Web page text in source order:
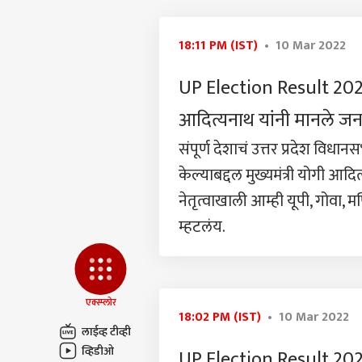
एक्स्प्लोर
लाईव्ह टीव्ही
व्हिडीओ
18:11 PM (IST) • 10 Mar 2022
UP Election Result
आदित्यनाथ यांनी मानले
संपूर्ण देशाचं उत्तर प्रदेश
केल्याबद्दल मुख्यमंत्री योगी
नेतृत्वाखाली आम्ही यूपी,
म्हटलंय.
18:02 PM (IST) • 10 Mar 2022
संपर्क साधा
फीडबॅक
आमच्याबद्दल